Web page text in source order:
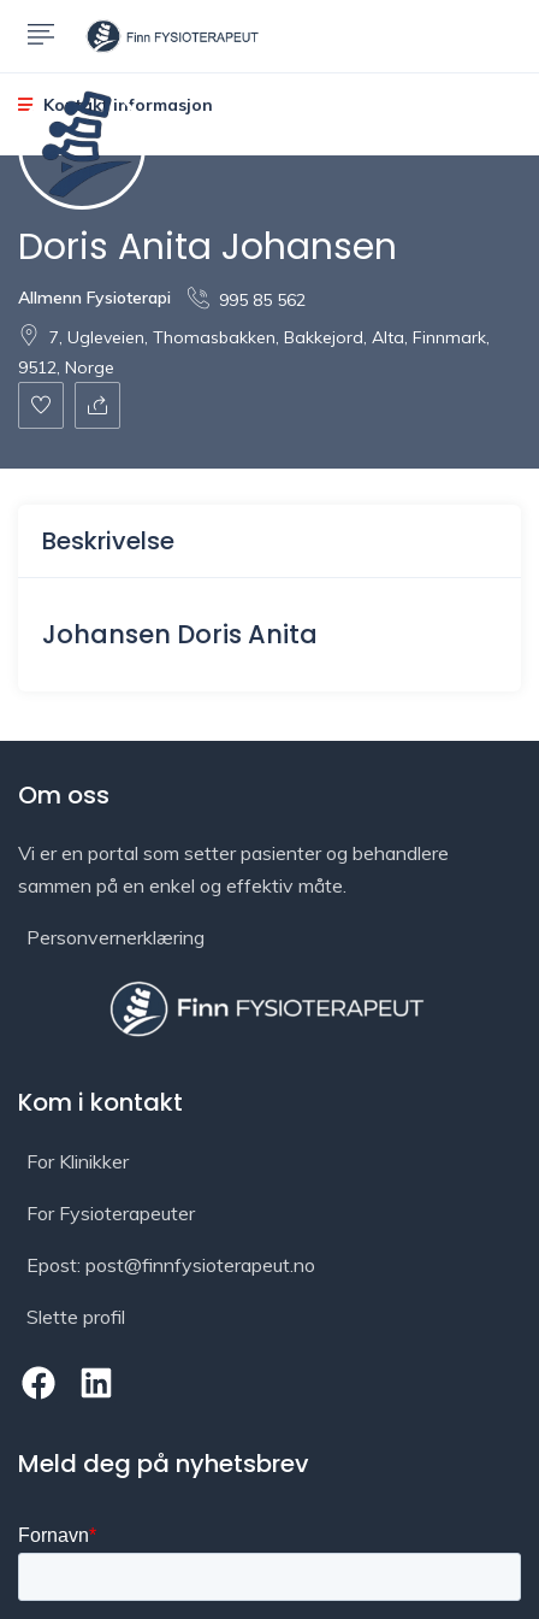
Kontakt informasjon
Doris Anita Johansen
Allmenn Fysioterapi
995 85 562
7, Ugleveien, Thomasbakken, Bakkejord, Alta, Finnmark,
9512, Norge
Beskrivelse
Johansen Doris Anita
Om oss
Vi er en portal som setter pasienter og behandlere
sammen på en enkel og effektiv måte.
Personvernerklæring
Kom i kontakt
For Klinikker
For Fysioterapeuter
Epost: post@finnfysioterapeut.no
Slette profil
Meld deg på nyhetsbrev